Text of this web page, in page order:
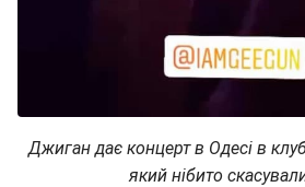
Джиган дає концерт в Одесі в
який нібито